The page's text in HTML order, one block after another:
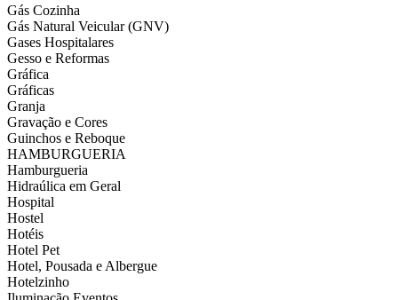
Gás Cozinha
Gás Natural Veicular (GNV)
Gases Hospitalares
Gesso e Reformas
Gráfica
Gráficas
Granja
Gravação e Cores
Guinchos e Reboque
HAMBURGUERIA
Hamburgueria
Hidraúlica em Geral
Hospital
Hostel
Hotéis
Hotel Pet
Hotel, Pousada e Albergue
Hotelzinho